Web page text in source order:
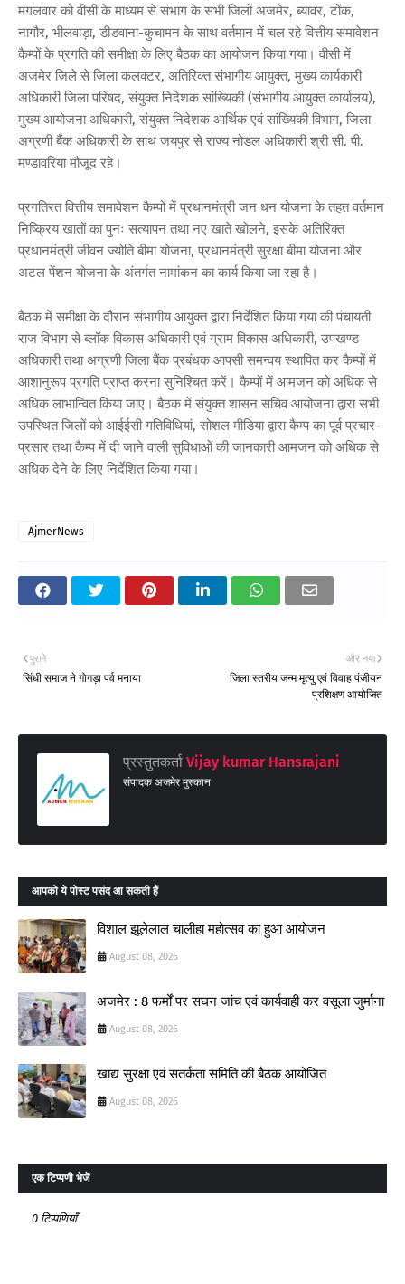
मंगलवार को वीसी के माध्यम से संभाग के सभी जिलों अजमेर, ब्यावर, टोंक,
नागौर, भीलवाड़ा, डीडवाना-कुचामन के साथ वर्तमान में चल रहे वित्तीय समावेशन
कैम्पों के प्रगति की समीक्षा के लिए बैठक का आयोजन किया गया। वीसी में
अजमेर जिले से जिला कलक्टर, अतिरिक्त संभागीय आयुक्त, मुख्य कार्यकारी
अधिकारी जिला परिषद, संयुक्त निदेशक सांख्यिकी (संभागीय आयुक्त कार्यालय),
मुख्य आयोजना अधिकारी, संयुक्त निदेशक आर्थिक एवं सांख्यिकी विभाग, जिला
अग्रणी बैंक अधिकारी के साथ जयपुर से राज्य नोडल अधिकारी श्री सी. पी.
मण्डावरिया मौजूद रहे।
प्रगतिरत वित्तीय समावेशन कैम्पों में प्रधानमंत्री जन धन योजना के तहत वर्तमान
निष्क्रिय खातों का पुनः सत्यापन तथा नए खाते खोलने, इसके अतिरिक्त
प्रधानमंत्री जीवन ज्योति बीमा योजना, प्रधानमंत्री सुरक्षा बीमा योजना और
अटल पेंशन योजना के अंतर्गत नामांकन का कार्य किया जा रहा है।
बैठक में समीक्षा के दौरान संभागीय आयुक्त द्वारा निर्देशित किया गया की पंचायती
राज विभाग से ब्लॉक विकास अधिकारी एवं ग्राम विकास अधिकारी, उपखण्ड
अधिकारी तथा अग्रणी जिला बैंक प्रबंधक आपसी समन्वय स्थापित कर कैम्पों में
आशानुरूप प्रगति प्राप्त करना सुनिश्चित करें। कैम्पों में आमजन को अधिक से
अधिक लाभान्वित किया जाए। बैठक में संयुक्त शासन सचिव आयोजना द्वारा सभी
उपस्थित जिलों को आईईसी गतिविधियां, सोशल मीडिया द्वारा कैम्प का पूर्व प्रचार-
प्रसार तथा कैम्प में दी जाने वाली सुविधाओं की जानकारी आमजन को अधिक से
अधिक देने के लिए निर्देशित किया गया।
AjmerNews
और नया
जिला स्तरीय जन्म मृत्यु एवं विवाह पंजीयन
प्रशिक्षण आयोजित
पुराने
सिंधी समाज ने गोगड़ा पर्व मनाया
प्रस्तुतकर्ता Vijay kumar Hansrajani
संपादक अजमेर मुस्कान
आपको ये पोस्ट पसंद आ सकती हैं
विशाल झूलेलाल चालीहा महोत्सव का हुआ आयोजन
August 08, 2026
अजमेर : 8 फर्मों पर सघन जांच एवं कार्यवाही कर वसूला जुर्माना
August 08, 2026
खाद्य सुरक्षा एवं सतर्कता समिति की बैठक आयोजित
August 08, 2026
एक टिप्पणी भेजें
0 टिप्पणियाँ